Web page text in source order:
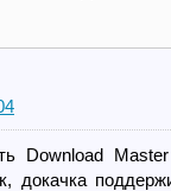
Download
докачка